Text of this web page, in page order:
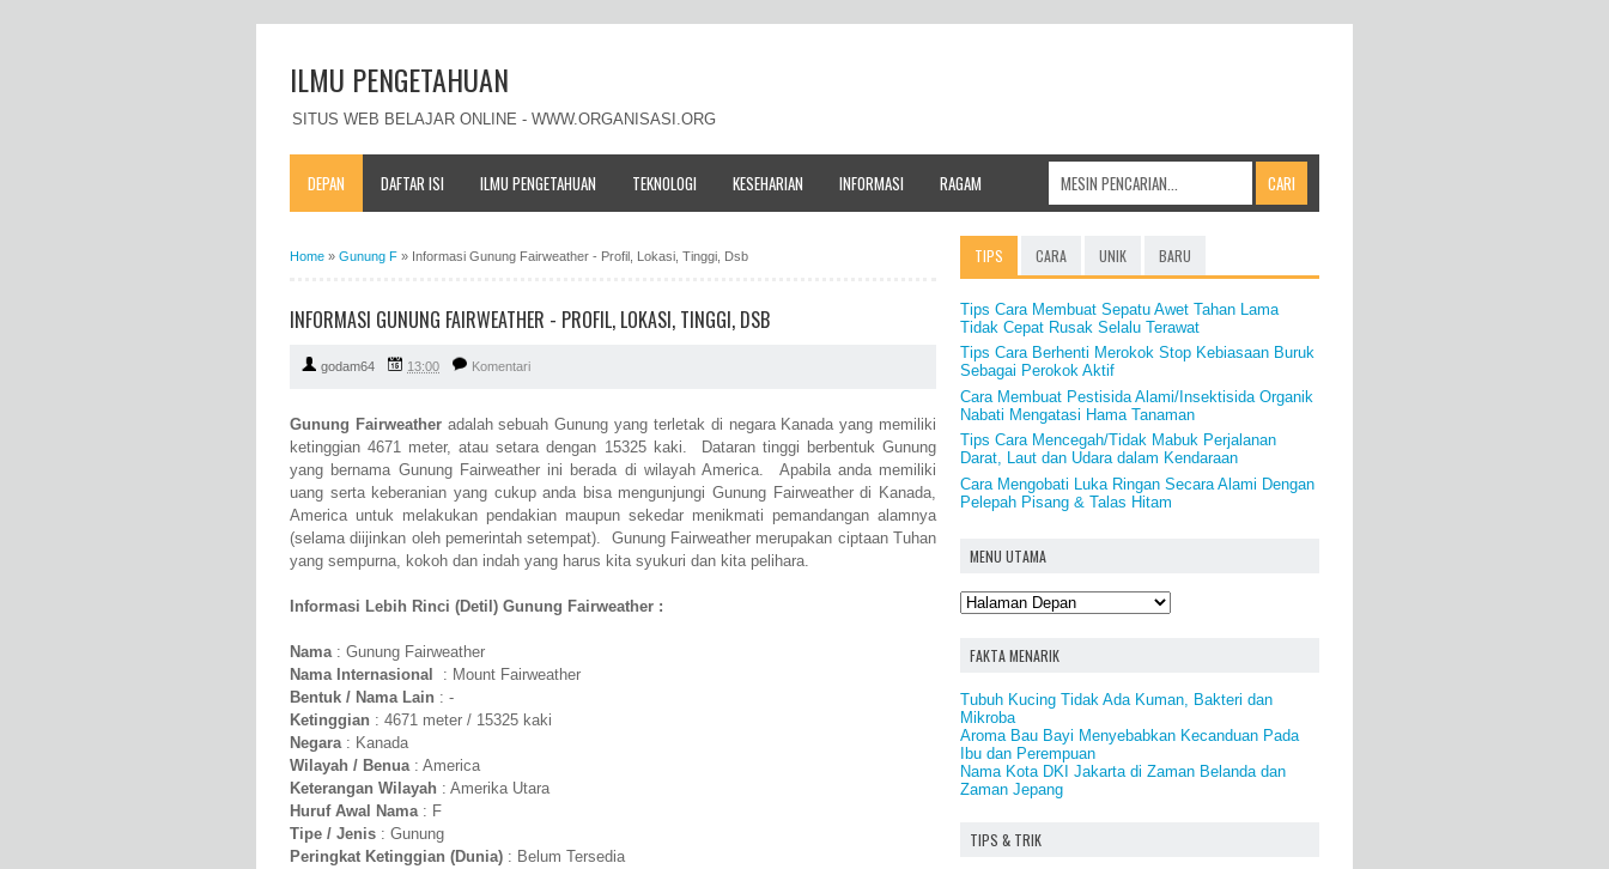
ILMU PENGETAHUAN
SITUS WEB BELAJAR ONLINE - WWW.ORGANISASI.ORG
DEPAN DAFTAR ISI ILMU PENGETAHUAN TEKNOLOGI KESEHARIAN INFORMASI RAGAM
Home » Gunung F » Informasi Gunung Fairweather - Profil, Lokasi, Tinggi, Dsb
INFORMASI GUNUNG FAIRWEATHER - PROFIL, LOKASI, TINGGI, DSB
godam64 13:00 Komentari
Gunung Fairweatheradalah sebuah Gunung yang terletak di negara Kanada yang memiliki
ketinggian 4671 meter, atau setara dengan 15325 kaki. Dataran tinggi berbentuk Gunung
yang bernama Gunung Fairweather ini berada di wilayah America. Apabila anda memiliki
uang serta keberanian yang cukup anda bisa mengunjungi Gunung Fairweather di Kanada,
America untuk melakukan pendakian maupun sekedar menikmati pemandangan alamnya
(selama diijinkan oleh pemerintah setempat). Gunung Fairweather merupakan ciptaan Tuhan
yang sempurna, kokoh dan indah yang harus kita syukuri dan kita pelihara.
Informasi Lebih Rinci (Detil) Gunung Fairweather :
Nama: Gunung Fairweather
Nama Internasional
: Mount Fairweather
Bentuk / Nama Lain : -
Ketinggian : 4671 meter / 15325 kaki
Negara: Kanada
Wilayah / Benua: America
Keterangan Wilayah : Amerika Utara
Huruf Awal Nama: F
Tipe / Jenis : Gunung
Peringkat Ketinggian (Dunia) : Belum Tersedia
TIPS CARA UNIK BARU
Tips Cara Membuat Sepatu Awet Tahan Lama
Tidak Cepat Rusak Selalu Terawat
Tips Cara Berhenti Merokok Stop Kebiasaan Buruk
Sebagai Perokok Aktif
Cara Membuat Pestisida Alami/Insektisida Organik
Nabati Mengatasi Hama Tanaman
Tips Cara Mencegah/Tidak Mabuk Perjalanan
Darat, Laut dan Udara dalam Kendaraan
Cara Mengobati Luka Ringan Secara Alami Dengan
Pelepah Pisang & Talas Hitam
MENU UTAMA
FAKTA MENARIK
Tubuh Kucing Tidak Ada Kuman, Bakteri dan
Mikroba
Aroma Bau Bayi Menyebabkan Kecanduan Pada
Ibu dan Perempuan
Nama Kota DKI Jakarta di Zaman Belanda dan
Zaman Jepang
TIPS & TRIK